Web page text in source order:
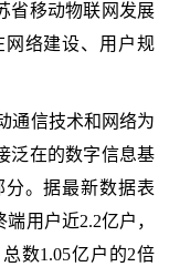
省移动物联网发展
络建设、用户规
通信技术和网络为
泛在的数字信息基
。据最新数据表
用户近2.2亿户，
数1.05亿户的2倍